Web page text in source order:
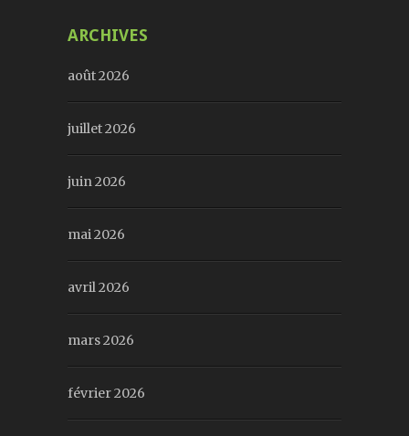
ARCHIVES
août 2026
juillet 2026
juin 2026
mai 2026
avril 2026
mars 2026
février 2026